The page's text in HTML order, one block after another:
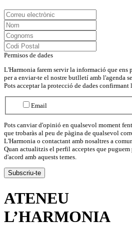
Permisos de dades
L'Harmonia farem servir la informació que ens
per a enviar-te el nostre butlletí amb l'agenda
Pots acceptar la protecció de dades
Email
Pots canviar d'opinió en qualsevol moment
que trobaràs al peu de pàgina de qualsevol
L'Harmonia o contactant amb nosaltres a
Quan actualitzis el perfil acceptes que
d'acord amb aquests temes.
ATENEU
L’HARMONIA